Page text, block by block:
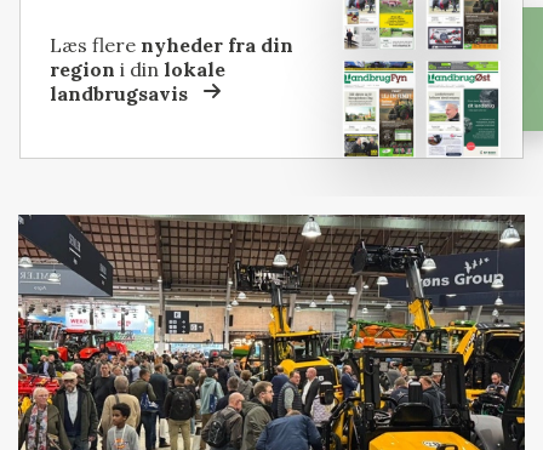
Læs flere nyheder fra din
region i dinlokale
landbrugsavis